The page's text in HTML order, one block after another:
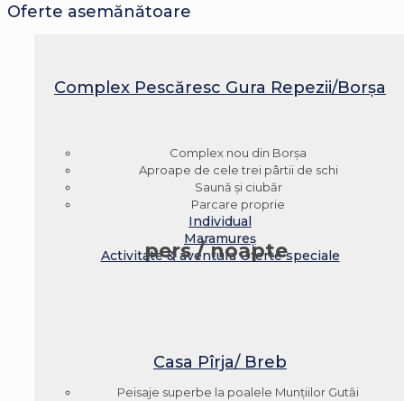
Oferte asemănătoare
Complex Pescăresc Gura Repezii/Borșa
Complex nou din Borșa
Aproape de cele trei pârtii de schi
Saună și ciubăr
Parcare proprie
Individual
Maramureș
Activitate & aventuraOferte speciale
pers / noapte
Casa Pîrja/ Breb
Peisaje superbe la poalele Munţiilor Gutȃi